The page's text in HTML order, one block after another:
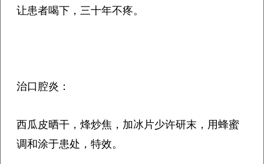
让患者喝下，三十年不疼。
治口腔炎：
西瓜皮晒干，烽炒焦，加冰片少许研末，用蜂蜜
调和涂于患处，特效。